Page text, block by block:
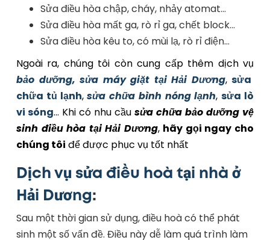
Sửa điều hòa chập, cháy, nhảy atomat…
Sửa điều hòa mất ga, rò rỉ ga, chết block...
Sửa điều hòa kêu to, có mùi lạ, rò rỉ điện…
Ngoài ra, chúng tôi còn cung cấp thêm dịch vụ
bảo dưỡng, sửa máy giặt tại Hải Dương,sửa
chữa tủ lạnh,sửa chữa bình nóng lạnh,sửa lò
vi sóng... Khi có nhu cầu sửa chữa bảo dưỡng vệ
sinh điều hòa tại Hải Dương, hãy gọi ngay cho
chúng tôi để được phục vụ tốt nhất
Dịch vụ sửa điều hoà tại nhà ở
Hải Dương:
Sau một thời gian sử dụng, điều hoà có thể phát
sinh một số vấn đề. Điều này dễ làm quá trình làm